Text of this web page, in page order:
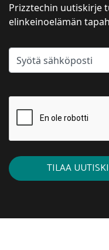
Prizztechin uutiskirje
elinkeinoelämän
TILAA